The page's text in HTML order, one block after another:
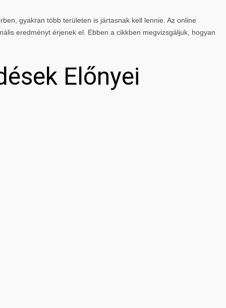
gyakran több területen is jártasnak kell lennie. Az online
eredményt érjenek el. Ebben a cikkben megvizsgáljuk, hogyan
Előnyei